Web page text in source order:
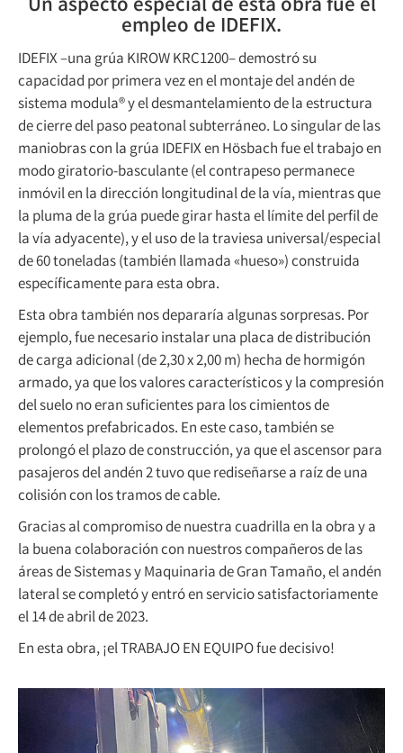
Un aspecto especial de esta obra fue el
empleo de IDEFIX.
IDEFIX –una grúa KIROW KRC1200– demostró su
capacidad por primera vez en el montaje del andén de
sistema modula® y el desmantelamiento de la estructura
de cierre del paso peatonal subterráneo. Lo singular de las
maniobras con la grúa IDEFIX en Hösbach fue el trabajo en
modo giratorio-basculante (el contrapeso permanece
inmóvil en la dirección longitudinal de la vía, mientras que
la pluma de la grúa puede girar hasta el límite del perfil de
la vía adyacente), y el uso de la traviesa universal/especial
de 60 toneladas (también llamada «hueso») construida
específicamente para esta obra.
Esta obra también nos depararía algunas sorpresas. Por
ejemplo, fue necesario instalar una placa de distribución
de carga adicional (de 2,30 x 2,00 m) hecha de hormigón
armado, ya que los valores característicos y la compresión
del suelo no eran suficientes para los cimientos de
elementos prefabricados. En este caso, también se
prolongó el plazo de construcción, ya que el ascensor para
pasajeros del andén 2 tuvo que rediseñarse a raíz de una
colisión con los tramos de cable.
Gracias al compromiso de nuestra cuadrilla en la obra y a
la buena colaboración con nuestros compañeros de las
áreas de Sistemas y Maquinaria de Gran Tamaño, el andén
lateral se completó y entró en servicio satisfactoriamente
el 14 de abril de 2023.
En esta obra, ¡el TRABAJO EN EQUIPO fue decisivo!